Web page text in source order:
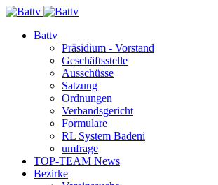
Battv
Präsidium - Vorstand
Geschäftsstelle
Ausschüsse
Satzung
Ordnungen
Verbandsgericht
Formulare
RL System Badeni
umfrage
TOP-TEAM News
Bezirke